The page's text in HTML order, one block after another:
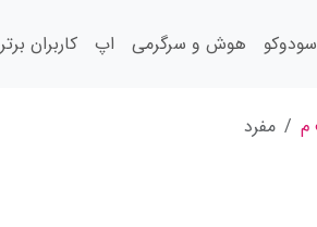
سودوکو هوش و سرگرمی اپ کاربران برتر
م مفرد